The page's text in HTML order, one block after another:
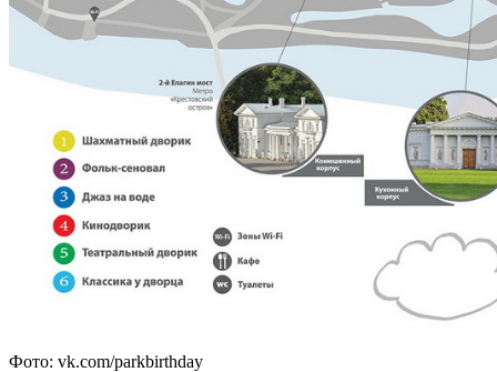
Фото: vk.com/parkbirthday